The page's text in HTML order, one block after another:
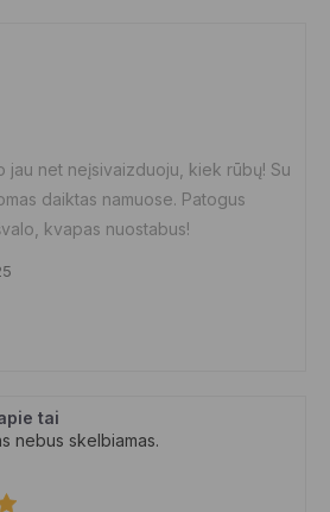
jau net neįsivaizduoju, kiek rūbų! Su
daiktas namuose. Patogus
kvapas nuostabus!
tai
nebus skelbiamas.